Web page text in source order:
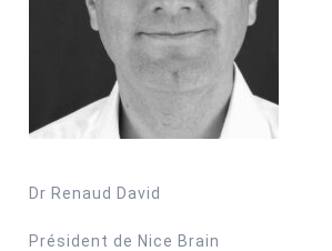
Dr Renaud David
Président de Nice Brain